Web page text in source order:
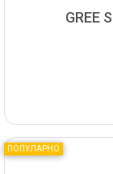
GREE
ПОПУЛАРНО